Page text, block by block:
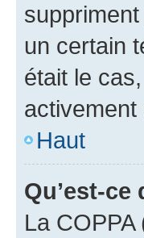
un certain
était le
Haut
Qu’est-ce
La